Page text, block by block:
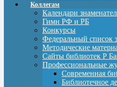
Коллегам
Календари
Гимн РФ и РБ
Конкурсы
Федеральный список
Методические
Сайты библиотек Р
Профессиональные
Современная
Библиотечное